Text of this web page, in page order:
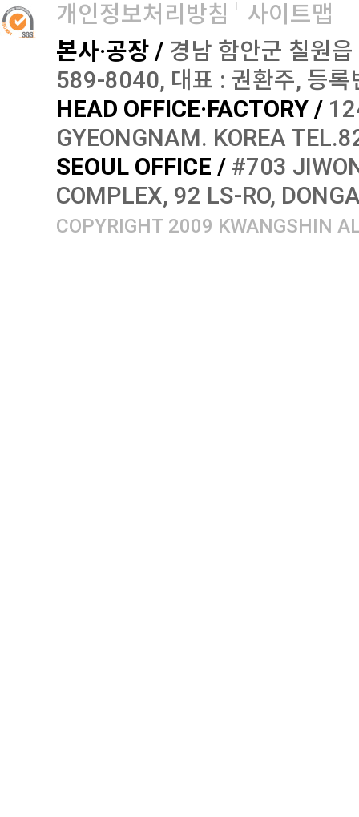
개인정보처리방침
사이트맵
본사·공장 / 경남 함안군 칠원
589-8040, 대표 : 권환주, 등
HEAD OFFICE·FACTORY /
GYEONGNAM. KOREA
SEOUL OFFICE / #703
COMPLEX, 92 LS-RO,
COPYRIGHT 2009 KWANGSHIN